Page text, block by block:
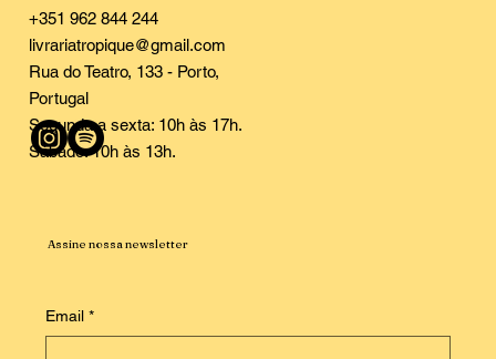
+351 962 844 244
livrariatropique@gmail.com
Rua do Teatro, 133 - Porto,
Portugal
Segunda a sexta: 10h às 17h.
Sábado: 10h às 13h.
Email *
Assine nossa newsletter